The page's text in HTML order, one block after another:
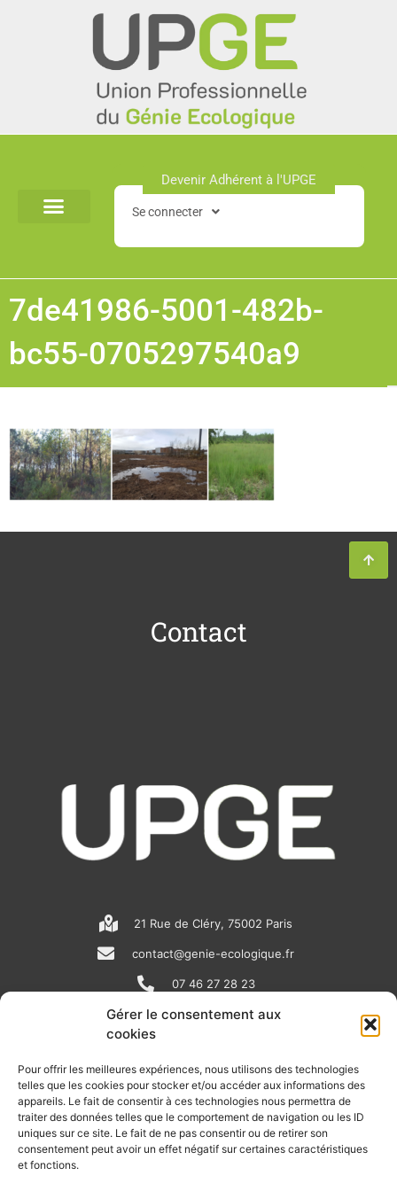
Gérer le consentement aux
cookies
Pour offrir les meilleures expériences, nous utilisons des technologies
telles que les cookies pour stocker et/ou accéder aux informations des
appareils. Le fait de consentir à ces technologies nous permettra de
traiter des données telles que le comportement de navigation ou les ID
uniques sur ce site. Le fait de ne pas consentir ou de retirer son
consentement peut avoir un effet négatif sur certaines caractéristiques
et fonctions.
Devenir Adhérent à l'UPGE​
Se connecter
7de41986-5001-482b-
bc55-0705297540a9
Contact
21 Rue de Cléry, 75002 Paris
contact@genie-ecologique.fr
07 46 27 28 23
N
e
w
s
p
i
n
k
e
o
u
t
u
RECEVOIR L'ACTU DE LA FILIÈRE
Retrouvez tous les mois les articles terrain de nos adhérents, les
rendez-vous importants de la filière, nos offres de stages et